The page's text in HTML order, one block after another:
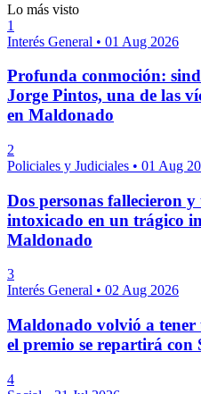
Lo más visto
1
Interés General • 01 Aug 2026
Profunda conmoción:
Jorge Pintos, una de las
en Maldonado
2
Policiales y Judiciales • 01 Aug
Dos personas fallecieron
intoxicado en un trágico
Maldonado
3
Interés General • 02 Aug 2026
Maldonado volvió a
el premio se repartirá con
4